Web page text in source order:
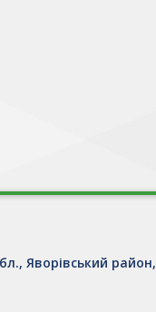
Яворівський район,